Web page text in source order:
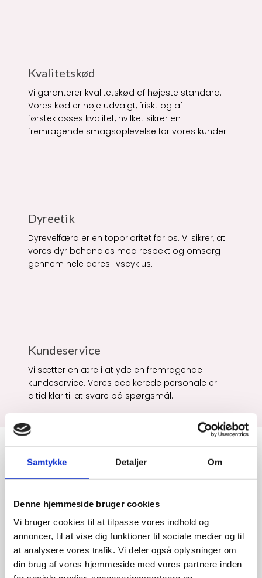
Samtykke Detaljer Om
Denne hjemmeside bruger cookies
Vi bruger cookies til at tilpasse vores indhold og
annoncer, til at vise dig funktioner til sociale medier og til
at analysere vores trafik. Vi deler også oplysninger om
din brug af vores hjemmeside med vores partnere inden
Kvalitetskød
Vi garanterer kvalitetskød af højeste standard.
Vores kød er nøje udvalgt, friskt og af
førsteklasses kvalitet, hvilket sikrer en
fremragende smagsoplevelse for vores kunder
Dyreetik
Dyrevelfærd er en topprioritet for os. Vi sikrer, at
vores dyr behandles med respekt og omsorg
gennem hele deres livscyklus.
Kundeservice
Vi sætter en ære i at yde en fremragende
kundeservice. Vores dedikerede personale er
altid klar til at svare på spørgsmål.
SLAGTEREN I ROSENGÅRDCENTRET